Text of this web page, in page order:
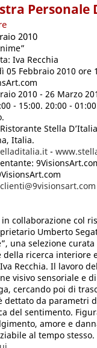
Personale
2010
Iva Recchia
05 Febbraio 2010 ore
2010 - 26 Marzo
- 15:00. 20:00 -
Stella
Italia.
-
collaborazione col
Umberto
una selezione
ricerca interiore
Recchia. Il lavoro
visivo sensoriale e
cercando poi di
dettato da parametri
del sentimento.
amore e
al tempo stesso.